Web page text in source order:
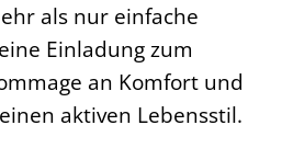
als nur einfache
Einladung zum
an Komfort und
aktiven Lebensstil.